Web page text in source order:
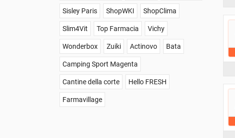
Sisley Paris ShopWKI ShopClima
Slim4Vit Top Farmacia Vichy
Wonderbox Zuiki Actinovo Bata
Camping Sport Magenta
Cantine della corte Hello FRESH
Farmavillage